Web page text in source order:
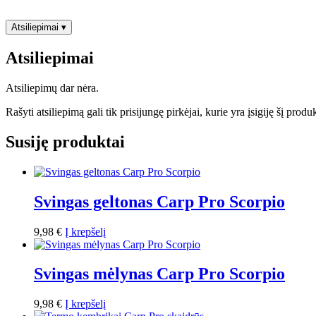
Atsiliepimai ▾
Atsiliepimai
Atsiliepimų dar nėra.
Rašyti atsiliepimą gali tik prisijungę pirkėjai, kurie yra įsigiję šį
Susiję produktai
Svingas geltonas Carp Pro Scorpio
9,98 € Į krepšelį
Svingas mėlynas Carp Pro Scorpio
9,98 € Į krepšelį